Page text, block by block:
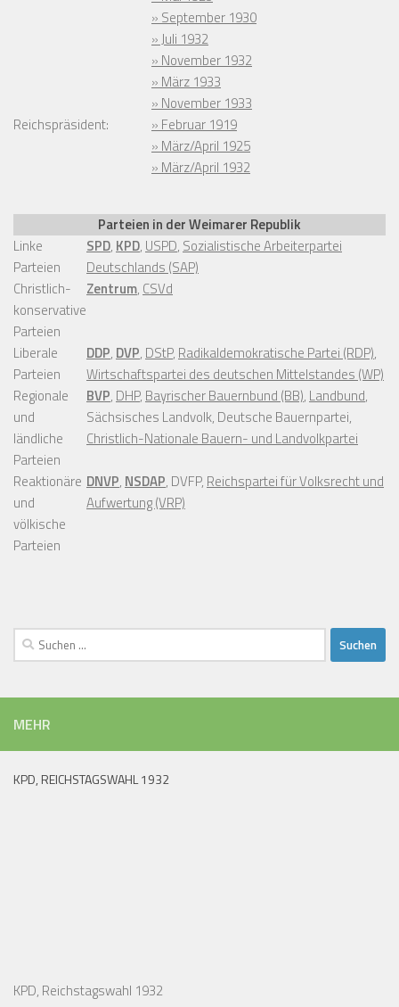
» September 1930
» Juli 1932
» November 1932
» März 1933
» November 1933
Reichspräsident:
» Februar 1919
» März/April 1925
» März/April 1932
Parteien in der Weimarer Republik
Linke
Parteien
SPD, KPD, USPD, Sozialistische Arbeiterpartei
Deutschlands (SAP)
Christlich-
konservative
Parteien
Zentrum, CSVd
Liberale
Parteien
DDP, DVP, DStP, Radikaldemokratische Partei (RDP),
Wirtschaftspartei des deutschen Mittelstandes (WP)
Regionale
und
ländliche
Parteien
BVP, DHP, Bayrischer Bauernbund (BB), Landbund,
Sächsisches Landvolk, Deutsche Bauernpartei,
Christlich-Nationale Bauern- und Landvolkpartei
Reaktionäre
und
völkische
Parteien
DNVP, NSDAP, DVFP, Reichspartei für Volksrecht und
Aufwertung (VRP)
Suchen
nach:
MEHR
KPD, REICHSTAGSWAHL 1932
KPD, Reichstagswahl 1932